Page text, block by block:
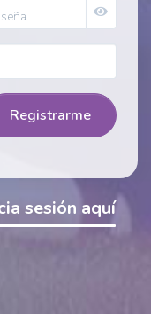
Registrarme
sesión aquí